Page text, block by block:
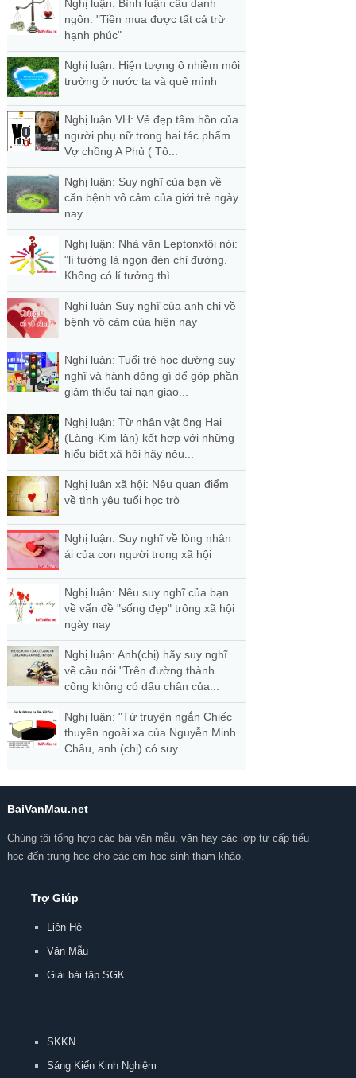
Nghị luận: Bình luận câu danh
ngôn: "Tiền mua được tất cả trừ
hạnh phúc"
Nghị luận: Hiện tượng ô nhiễm môi
trường ở nước ta và quê mình
Nghị luận VH: Vẻ đẹp tâm hồn của
người phụ nữ trong hai tác phẩm
Vợ chồng A Phủ ( Tô...
Nghị luận: Suy nghĩ của bạn về
căn bệnh vô cảm của giới trẻ ngày
nay
Nghị luận: Nhà văn Leptonxtôi nói:
"lí tưởng là ngọn đèn chỉ đường.
Không có lí tưởng thì...
Nghị luận Suy nghĩ của anh chị về
bệnh vô cảm của hiện nay
Nghị luận: Tuổi trẻ học đường suy
nghĩ và hành động gì để góp phần
giảm thiểu tai nạn giao...
Nghị luận: Từ nhân vật ông Hai
(Làng-Kim lân) kết hợp với những
hiểu biết xã hội hãy nêu...
Nghị luân xã hội: Nêu quan điểm
về tình yêu tuổi học trò
Nghị luận: Suy nghĩ về lòng nhân
ái của con người trong xã hội
Nghị luận: Nêu suy nghĩ của bạn
về vấn đề "sống đẹp" trông xã hội
ngày nay
Nghị luận: Anh(chị) hãy suy nghĩ
về câu nói "Trên đường thành
công không có dấu chân của...
Nghị luận: "Từ truyện ngắn Chiếc
thuyền ngoài xa của Nguyễn Minh
Châu, anh (chị) có suy...
BaiVanMau.net
Chúng tôi tổng hợp các bài văn mẫu, văn hay các lớp từ cấp tiểu
học đến trung học cho các em học sinh tham khảo.
Trợ Giúp
Liên Hệ
Văn Mẫu
Giải bài tập SGK
SKKN
Sáng Kiến Kinh Nghiệm